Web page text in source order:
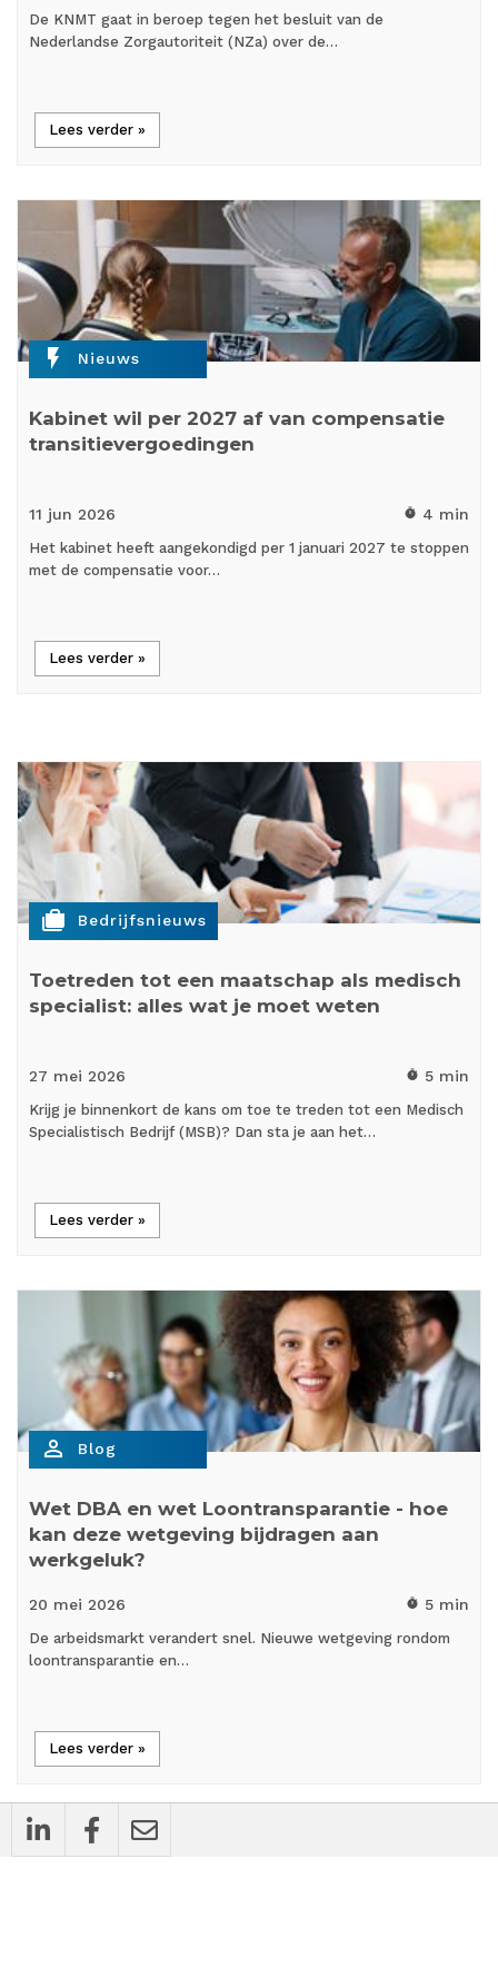
De KNMT gaat in beroep tegen het besluit van de
Nederlandse Zorgautoriteit (NZa) over de…
Lees verder »
flash_on Nieuws
Kabinet wil per 2027 af van compensatie
transitievergoedingen
11 jun 2026 timer 4 min
Het kabinet heeft aangekondigd per 1 januari 2027 te stoppen
met de compensatie voor…
Lees verder »
cases Bedrijfsnieuws
Toetreden tot een maatschap als medisch
specialist: alles wat je moet weten
27 mei 2026 timer 5 min
Krijg je binnenkort de kans om toe te treden tot een Medisch
Specialistisch Bedrijf (MSB)? Dan sta je aan het…
Lees verder »
person_outline Blog
Wet DBA en wet Loontransparantie - hoe
kan deze wetgeving bijdragen aan
werkgeluk?
20 mei 2026 timer 5 min
De arbeidsmarkt verandert snel. Nieuwe wetgeving rondom
loontransparantie en…
Lees verder »